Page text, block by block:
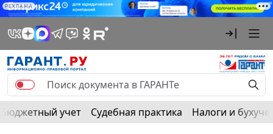
РЕКЛАМА
Бюджетный учет Судебная практика Налоги и